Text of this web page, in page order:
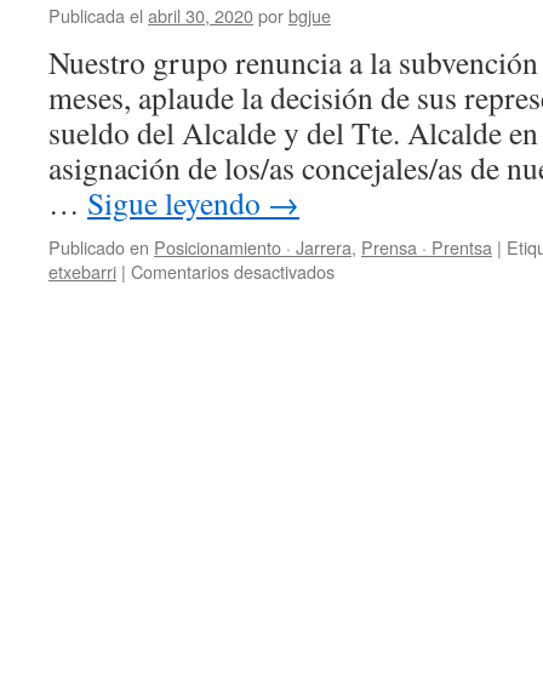
Publicada el abril 30, 2020porbgjue
Nuestro grupo renuncia a la
meses, aplaude la decisión de sus
sueldo del Alcalde y del Tte. Alcalde
asignación de los/as concejales/as de
… Sigue leyendo →
Publicado en Posicionamiento · Jarrera, Prensa · Prentsa |
etxebarri | Comentarios desactivadosen